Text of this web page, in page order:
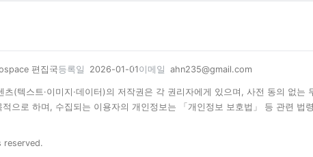
편집국등록일 2026-01-01이메일 ahn235@gmail.com
(텍스트·이미지·데이터)의 저작권은 각 권리자에게 있으며, 사전 동의 없는
으로 하며, 수집되는 이용자의 개인정보는 「개인정보 보호법」 등 관련 법